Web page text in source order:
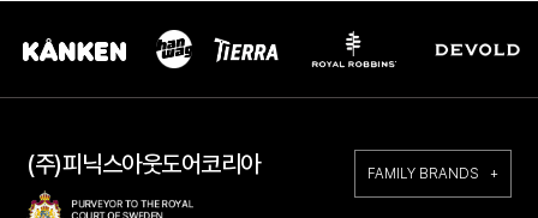
(주)피닉스아웃도어코리아 FAMILY BRANDS +